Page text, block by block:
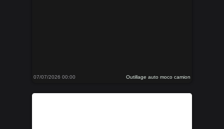
07/07/2026 00:00 Outillage auto moco camion